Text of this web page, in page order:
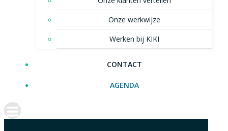
Onze werkwijze
Werken bij KIKI
CONTACT
AGENDA